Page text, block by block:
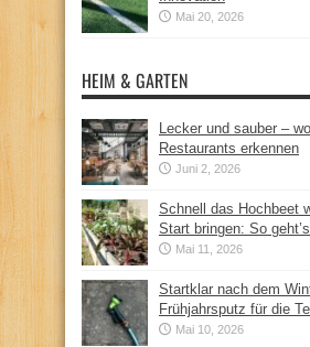
Mai 20, 2026
HEIM & GARTEN
Lecker und sauber –
Restaurants erkennen
Juni 2, 2026
Schnell das Hochbeet
Start bringen: So geht’s
Mai 11, 2026
Startklar nach dem
Frühjahrsputz für die
Mai 10, 2026